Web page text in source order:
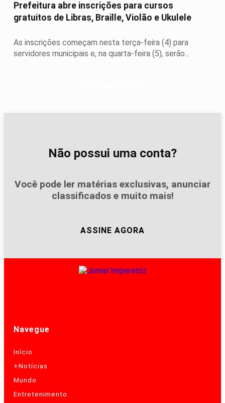
Prefeitura abre inscrições para cursos
gratuitos de Libras, Braille, Violão e Ukulele
As inscrições começam nesta terça-feira (4) para
servidores municipais e, na quarta-feira (5), serão...
Não possui uma conta?
Você pode ler matérias exclusivas, anunciar
classificados e muito mais!
ASSINE AGORA
Navegue
Início
+Notícias
Mundo
Entretenimento